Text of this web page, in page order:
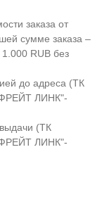
заказа от
сумме заказа –
1.000 RUB без
до адреса (ТК
ЛИНК"-
(ТК
ЛИНК"-